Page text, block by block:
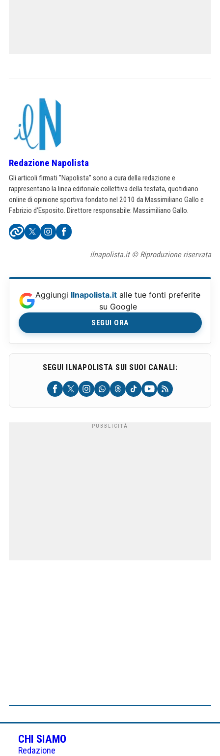
Redazione Napolista
Gli articoli firmati "Napolista" sono a cura della redazione e
rappresentano la linea editoriale collettiva della testata, quotidiano
online di opinione sportiva fondato nel 2010 da Massimiliano Gallo e
Fabrizio d'Esposito. Direttore responsabile: Massimiliano Gallo.
ilnapolista.it © Riproduzione riservata
Aggiungi Ilnapolista.it alle tue fonti preferite
su Google
SEGUI ORA
SEGUI ILNAPOLISTA SUI SUOI CANALI:
CHI SIAMO
Redazione